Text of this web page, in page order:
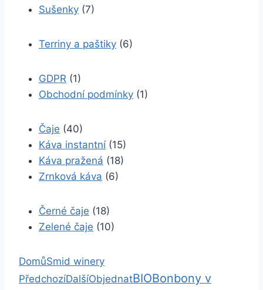
Sušenky (7)
Terriny a paštiky (6)
GDPR (1)
Obchodní podmínky (1)
Čaje (40)
Káva instantní (15)
Káva pražená (18)
Zrnková káva (6)
Černé čaje (18)
Zelené čaje (10)
DomůSmid winery
PředchozíDalšíObjednatBIOBonbony v